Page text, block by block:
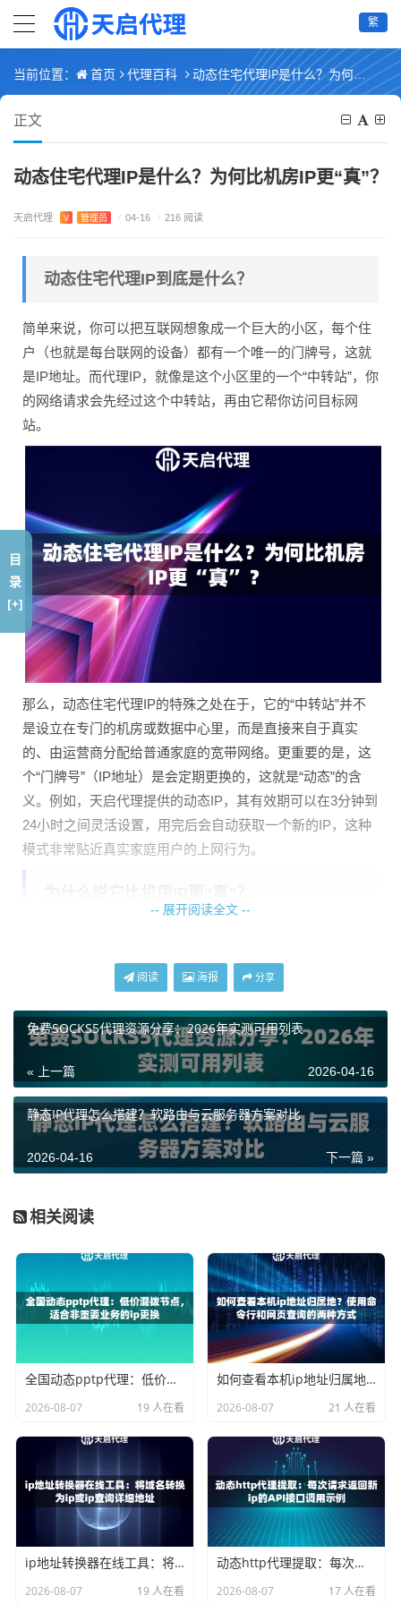
繁
当前位置： 首页 代理百科 动态住宅代理IP是什么？为何比机房IP更“真”？
正文
动态住宅代理IP是什么？为何比机房IP更“真”？
天启代理 V 管理员 / 04-16 / 216 阅读
动态住宅代理IP到底是什么？
简单来说，你可以把互联网想象成一个巨大的小区，每个住
户（也就是每台联网的设备）都有一个唯一的门牌号，这就
是IP地址。而代理IP，就像是这个小区里的一个“中转站”，你
的网络请求会先经过这个中转站，再由它帮你访问目标网
站。
那么，动态住宅代理IP的特殊之处在于，它的“中转站”并不
是设立在专门的机房或数据中心里，而是直接来自于真实
的、由运营商分配给普通家庭的宽带网络。更重要的是，这
个“门牌号”（IP地址）是会定期更换的，这就是“动态”的含
义。例如，天启代理提供的动态IP，其有效期可以在3分钟到
24小时之间灵活设置，用完后会自动获取一个新的IP，这种
模式非常贴近真实家庭用户的上网行为。
个正常的个人用户，而不是一个机器程序。这主要源于以下
几个关键区别：
1. 来源完全不同
机房IP，顾名思义，来自于数据中心或云服务商。这些IP段
是公开的、集中管理的，网站管理员很容易就能识别出来，
并将其标记为“数据中心IP”。而动态住宅代理IP来源于千家万
户的真实宽带，其IP地址属于运营商分配给家庭用户的地址
池，与普通网民毫无二致。
想象一下，一个正常用户会固定用一个IP地址，24小时不间
是动态分配的，可能几天甚至几小时就会变一次。动态住宅
代理模拟的正是这种自然、不规律的IP变更行为，有效避免
了因IP长期不变而触发的网站风控。
网站为了安全和公平，会对访问者进行“信誉评估”。一个来
自知名数据中心的IP，由于其可能被大量爬虫或自动化工具
而一个来自普通家庭的IP，信誉度通常很高，被拦截的概率
大大降低。天启代理的IP资源正是通过运营商正规授权，确
保了IP的纯净度和高可信度。
动态住宅代理IP的核心优势
除了“真”，它在实际应用中还有几个实实在在的好处：
-- 展开阅读全文 --
阅读 海报 分享
免费SOCKS5代理资源分享：2026年实测可用列表
« 上一篇 2026-04-16
静态IP代理怎么搭建？软路由与云服务器方案对比
下一篇 »
2026-04-16
相关阅读
全国动态pptp代理：低价混拨节点，适合非重要业务的ip更换
2026-08-07 19 人在看
如何查看本机ip地址归属地？使用命令行和网页查询的两种方式
2026-08-07 21 人在看
ip地址转换器在线工具：将域名转换为ip或ip查询详细地址
2026-08-07 19 人在看
动态http代理提取：每次请求返回新ip的API接口调用示例
2026-08-07 17 人在看
目
录
[+]